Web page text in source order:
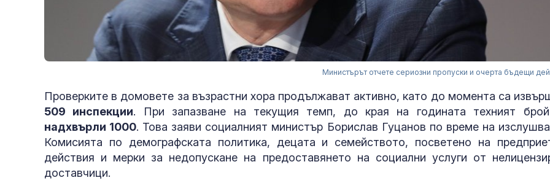
Министърът отчете сериозни пропуски и очерта бъдещи
Проверките в домовете за възрастни хора продължават активно, като до момента са
509 инспекции. При запазване на текущия темп, до края на годината техният
надхвърли 1000. Това заяви социалният министър Борислав Гуцанов по време на
Комисията по демографската политика, децата и семейството, посветено на
действия и мерки за недопускане на предоставянето на социални услуги от
доставчици.